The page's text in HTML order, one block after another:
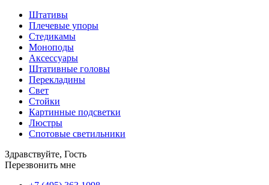
Штативы
Плечевые упоры
Стедикамы
Моноподы
Аксессуары
Штативные головы
Перекладины
Свет
Стойки
Картинные подсветки
Люстры
Спотовые светильники
Здравствуйте, Гость
Перезвонить мне